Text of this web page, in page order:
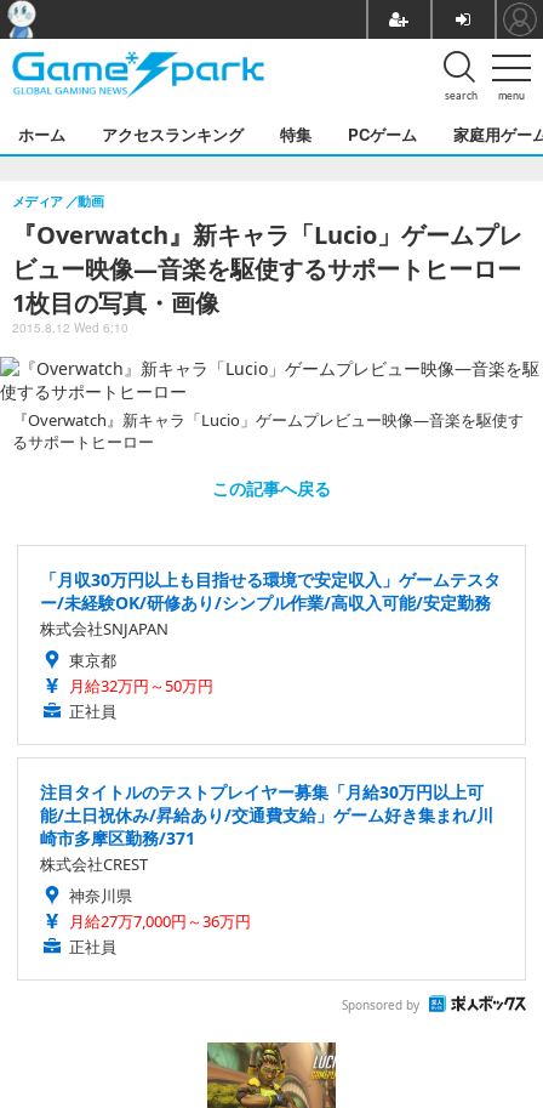
menu
search
ホーム アクセスランキング 特集 PCゲーム 家庭用ゲー
『Overwatch』新キャラ「Lucio」ゲームプレ
ビュー映像―音楽を駆使するサポートヒーロー
1枚目の写真・画像
メディア 動画
2015.8.12 Wed 6:10
『Overwatch』新キャラ「Lucio」ゲームプレビュー映像―音楽を駆使す
るサポートヒーロー
この記事へ戻る
「月収30万円以上も目指せる環境で安定収入」ゲームテスタ
ー/未経験OK/研修あり/シンプル作業/高収入可能/安定勤務
株式会社SNJAPAN
東京都
月給32万円～50万円
正社員
注目タイトルのテストプレイヤー募集「月給30万円以上可
能/土日祝休み/昇給あり/交通費支給」ゲーム好き集まれ/川
崎市多摩区勤務/371
株式会社CREST
神奈川県
月給27万7,000円～36万円
正社員
Sponsored by